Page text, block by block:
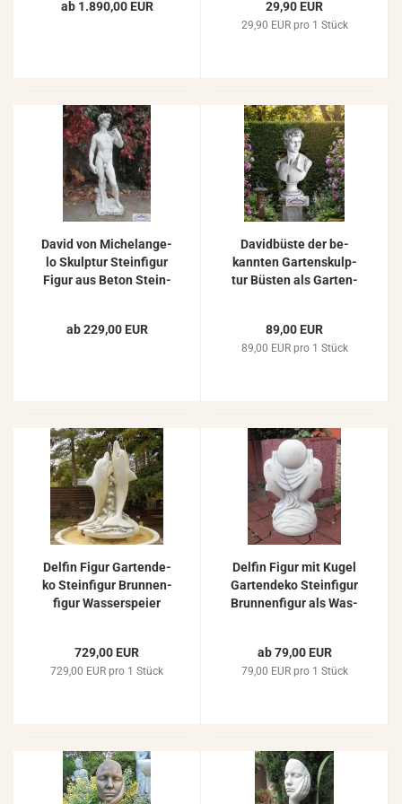
ab 1.890,00 EUR
29,90 EUR
29,90 EUR pro 1 Stück
David von Mi­chel­an­ge­
lo Skulp­tur Stein­fi­gur
Figur aus Beton Stein­
ab 229,00 EUR
Da­vid­büs­te der be­
kann­ten Gar­ten­skulp­
tur Büs­ten als Gar­ten­
89,00 EUR
89,00 EUR pro 1 Stück
Del­fin Figur Gar­ten­de­
ko Stein­fi­gur Brun­nen­
fi­gur Was­ser­spei­er
729,00 EUR
729,00 EUR pro 1 Stück
Del­fin Figur mit Kugel
Gar­ten­de­ko Stein­fi­gur
Brun­nen­fi­gur als Was­
ab 79,00 EUR
79,00 EUR pro 1 Stück